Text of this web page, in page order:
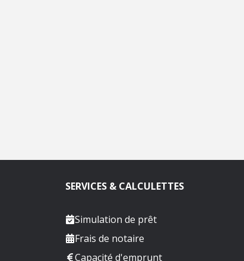
SERVICES & CALCULETTES
Simulation de prêt
Frais de notaire
Capacité d'emprunt